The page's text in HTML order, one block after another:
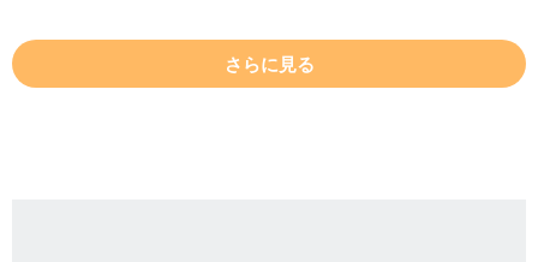
さらに見る